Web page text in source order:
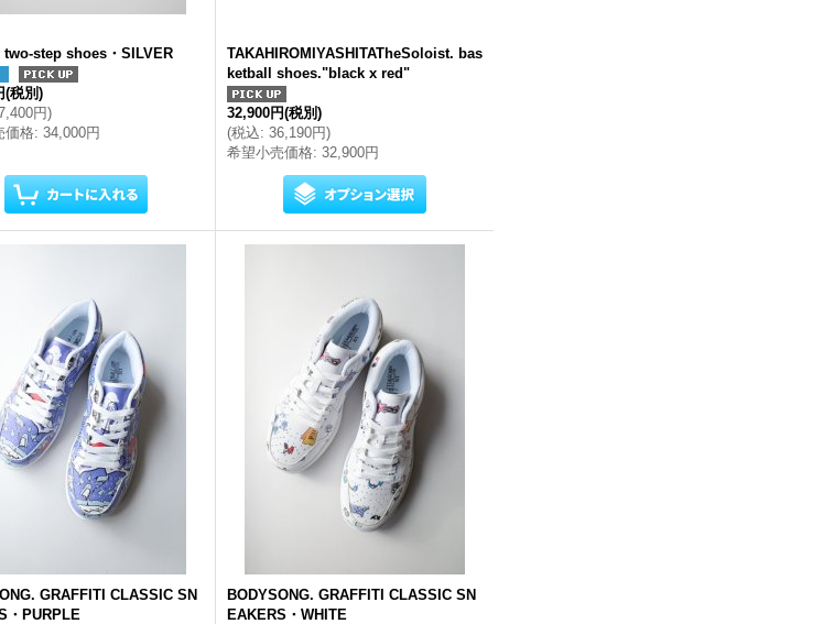
two-step shoes・SILVER
(税別)
円)
価格: 34,000円
TAKAHIROMIYASHITATheSoloist. bas
ketball shoes."black x red"
32,900円(税別)
(税込: 36,190円)
希望小売価格: 32,900円
GRAFFITI CLASSIC SN
・PURPLE
BODYSONG. GRAFFITI CLASSIC SN
EAKERS・WHITE